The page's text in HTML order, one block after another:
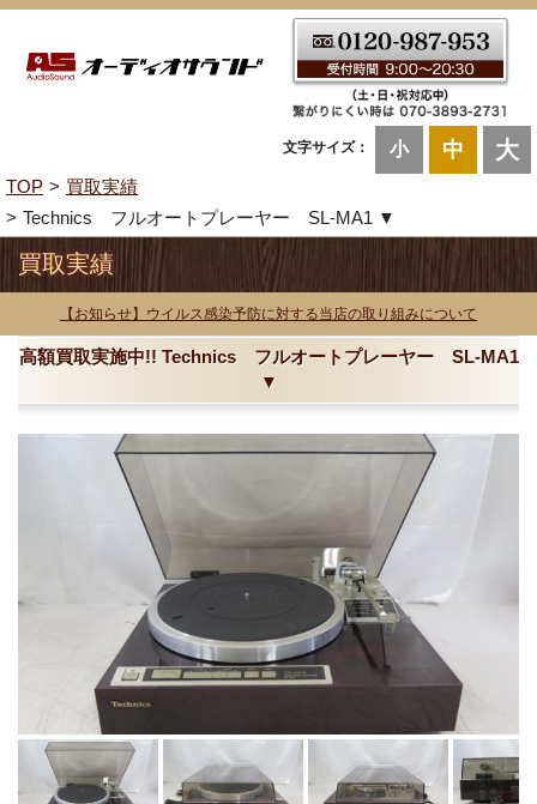
文字サイズ： 小 中 大
TOP
買取実績
Technics フルオートプレーヤー SL-MA1 ▼
買取実績
【お知らせ】ウイルス感染予防に対する当店の取り組みについて
高額買取実施中!! Technics フルオートプレーヤー SL-MA1
▼